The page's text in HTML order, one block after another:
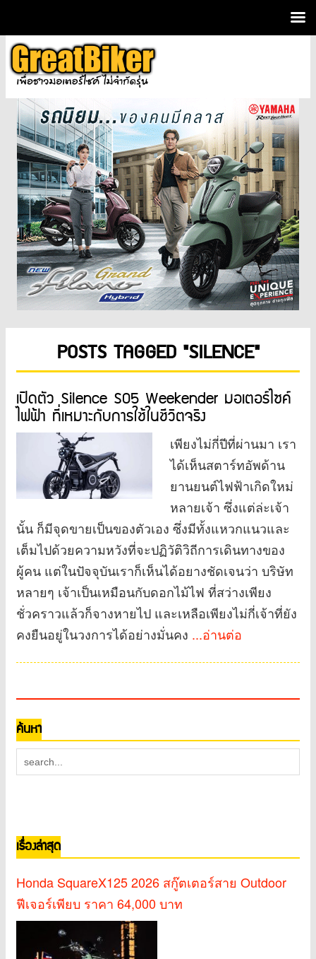
POSTS TAGGED "SILENCE"
เปิดตัว Silence S05 Weekender มอเตอร์ไซค์
ไฟฟ้า ที่เหมาะกับการใช้ในชีวิตจริง
เพียงไม่กี่ปีที่ผ่านมา เรา
ได้เห็นสตาร์ทอัพด้าน
ยานยนต์ไฟฟ้าเกิดใหม่
หลายเจ้า ซึ่งแต่ล่ะเจ้า
นั้น ก็มีจุดขายเป็นของตัวเอง ซึ่งมีทั้งแหวกแนวและ
เต็มไปด้วยความหวังที่จะปฏิวัติวิถีการเดินทางของ
ผู้คน แต่ในปัจจุบันเราก็เห็นได้อยางชัดเจนว่า บริษัท
หลายๆ เจ้าเป็นเหมือนกับดอกไม้ไฟ ที่สว่างเพียง
ชั่วคราวแล้วก็จางหายไป และเหลือเพียงไม่กี่เจ้าที่ยัง
คงยืนอยู่ในวงการได้อย่างมั่นคง ...อ่านต่อ
ค้นหา
เรื่องล่าสุด
Honda SquareX125 2026 สกู๊ตเตอร์สาย Outdoor
ฟีเจอร์เพียบ ราคา 64,000 บาท